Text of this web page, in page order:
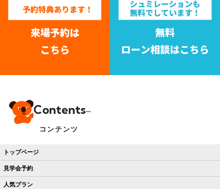
Contents
コンテンツ
トップページ
見学会予約
人気プラン